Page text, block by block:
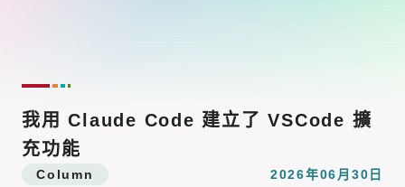
我用 Claude Code 建立了 VSCode 擴
充功能
Column 2026年06月30日